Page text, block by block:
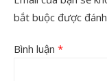
bắt buộc được
Bình luận *